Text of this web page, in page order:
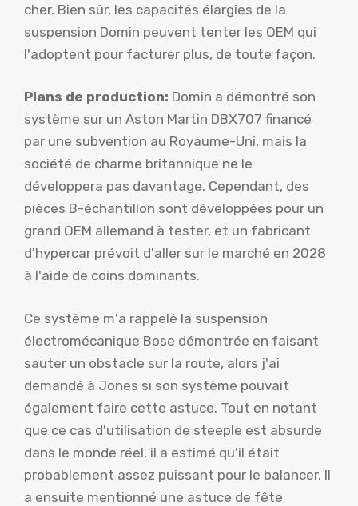
cher. Bien sûr, les capacités élargies de la
suspension Domin peuvent tenter les OEM qui
l'adoptent pour facturer plus, de toute façon.
Plans de production: Domin a démontré son
système sur un Aston Martin DBX707 financé
par une subvention au Royaume-Uni, mais la
société de charme britannique ne le
développera pas davantage. Cependant, des
pièces B-échantillon sont développées pour un
grand OEM allemand à tester, et un fabricant
d'hypercar prévoit d'aller sur le marché en 2028
à l'aide de coins dominants.
Ce système m'a rappelé la suspension
électromécanique Bose démontrée en faisant
sauter un obstacle sur la route, alors j'ai
demandé à Jones si son système pouvait
également faire cette astuce. Tout en notant
que ce cas d'utilisation de steeple est absurde
dans le monde réel, il a estimé qu'il était
probablement assez puissant pour le balancer. Il
a ensuite mentionné une astuce de fête